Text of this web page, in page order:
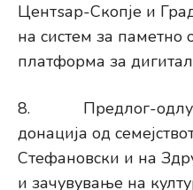
Центѕар-Скопје и
на систем за паметно
платформа за
8. Предлог-
донација од
Стефановски и на
и зачувување на